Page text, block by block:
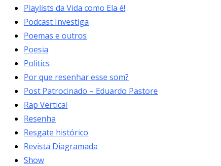
Playlists da Vida como Ela é!
Podcast Investiga
Poemas e outros
Poesia
Politics
Por que resenhar esse som?
Post Patrocinado – Eduardo Pastore
Rap Vertical
Resenha
Resgate histórico
Revista Diagramada
Show